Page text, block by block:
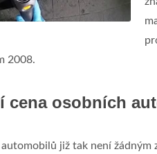
2008.
cena osobních
již tak není